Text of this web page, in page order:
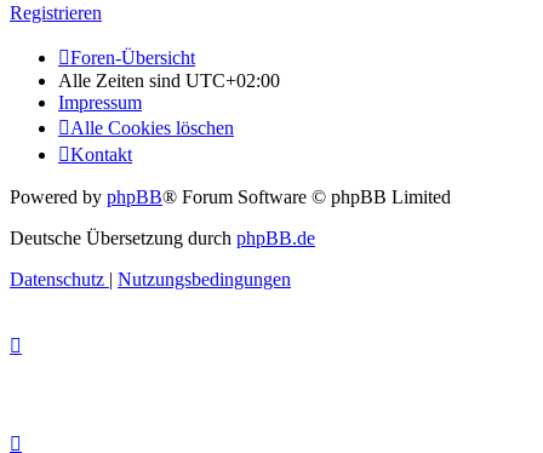
Registrieren
Foren-Übersicht
Alle Zeiten sind UTC+02:00
Impressum
Alle Cookies löschen
Kontakt
Powered by phpBB® Forum Software © phpBB Limited
Deutsche Übersetzung durch phpBB.de
Datenschutz | Nutzungsbedingungen